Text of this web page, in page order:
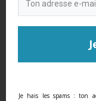
Je hais les spams : ton